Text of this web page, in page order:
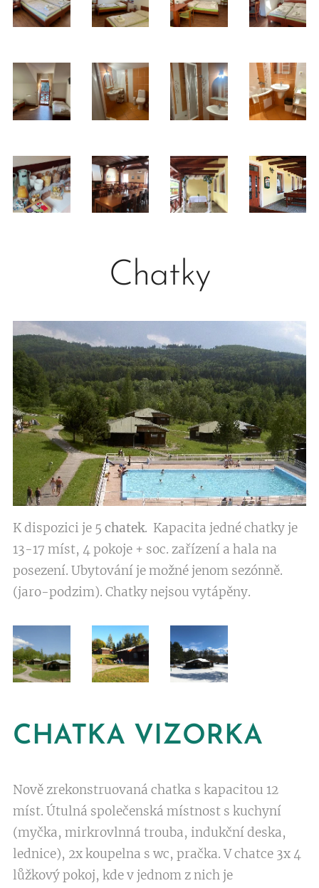
Chatky
K dispozici je 5 chatek. Kapacita jedné chatky je
13-17 míst, 4 pokoje + soc. zařízení a hala na
posezení. Ubytování je možné jenom sezónně.
(jaro-podzim). Chatky nejsou vytápěny.
CHATKA VIZORKA
Nově zrekonstruovaná chatka s kapacitou 12
míst. Útulná společenská místnost s kuchyní
(myčka, mirkrovlnná trouba, indukční deska,
lednice), 2x koupelna s wc, pračka. V chatce 3x 4
lůžkový pokoj, kde v jednom z nich je